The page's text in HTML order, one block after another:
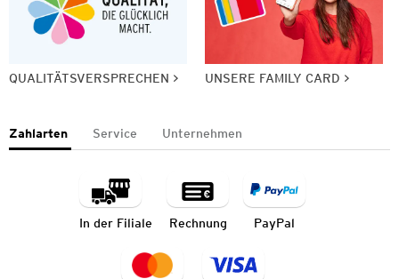
QUALITÄTSVERSPRECHEN UNSERE FAMILY CARD
Zahlarten Service Unternehmen
In der Filiale Rechnung PayPal